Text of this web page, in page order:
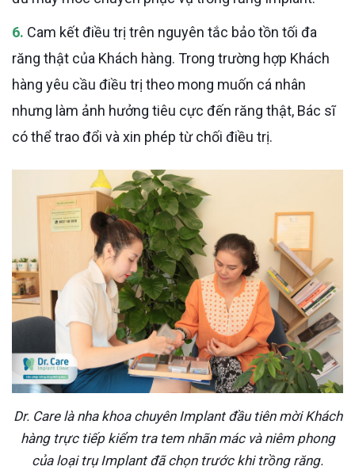
6. Cam kết điều trị trên nguyên tắc bảo tồn tối đa
răng thật của Khách hàng. Trong trường hợp Khách
hàng yêu cầu điều trị theo mong muốn cá nhân
nhưng làm ảnh hưởng tiêu cực đến răng thật, Bác sĩ
có thể trao đổi và xin phép từ chối điều trị.
Dr. Care là nha khoa chuyên Implant đầu tiên mời Khách
hàng trực tiếp kiểm tra tem nhãn mác và niêm phong
của loại trụ Implant đã chọn trước khi trồng răng.